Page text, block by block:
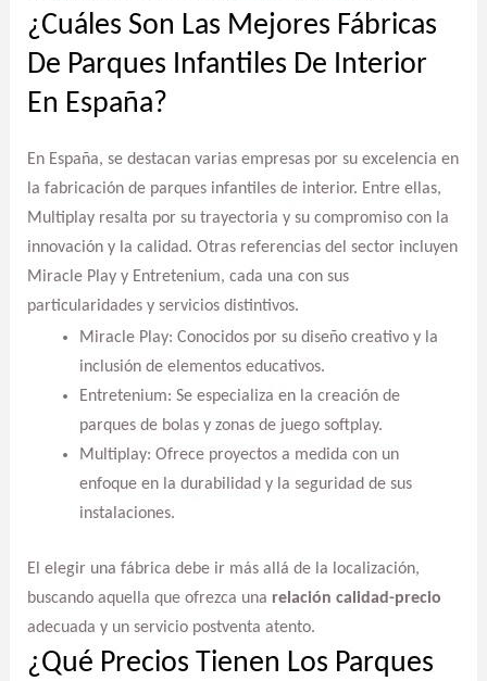
¿Cuáles Son Las Mejores Fábricas
De Parques Infantiles De Interior
En España?
En España, se destacan varias empresas por su excelencia en
la fabricación de parques infantiles de interior. Entre ellas,
Multiplay resalta por su trayectoria y su compromiso con la
innovación y la calidad. Otras referencias del sector incluyen
Miracle Play y Entretenium, cada una con sus
particularidades y servicios distintivos.
Miracle Play: Conocidos por su diseño creativo y la
inclusión de elementos educativos.
Entretenium: Se especializa en la creación de
parques de bolas y zonas de juego softplay.
Multiplay: Ofrece proyectos a medida con un
enfoque en la durabilidad y la seguridad de sus
instalaciones.
El elegir una fábrica debe ir más allá de la localización,
buscando aquella que ofrezca una relación calidad-precio
adecuada y un servicio postventa atento.
¿Qué Precios Tienen Los Parques